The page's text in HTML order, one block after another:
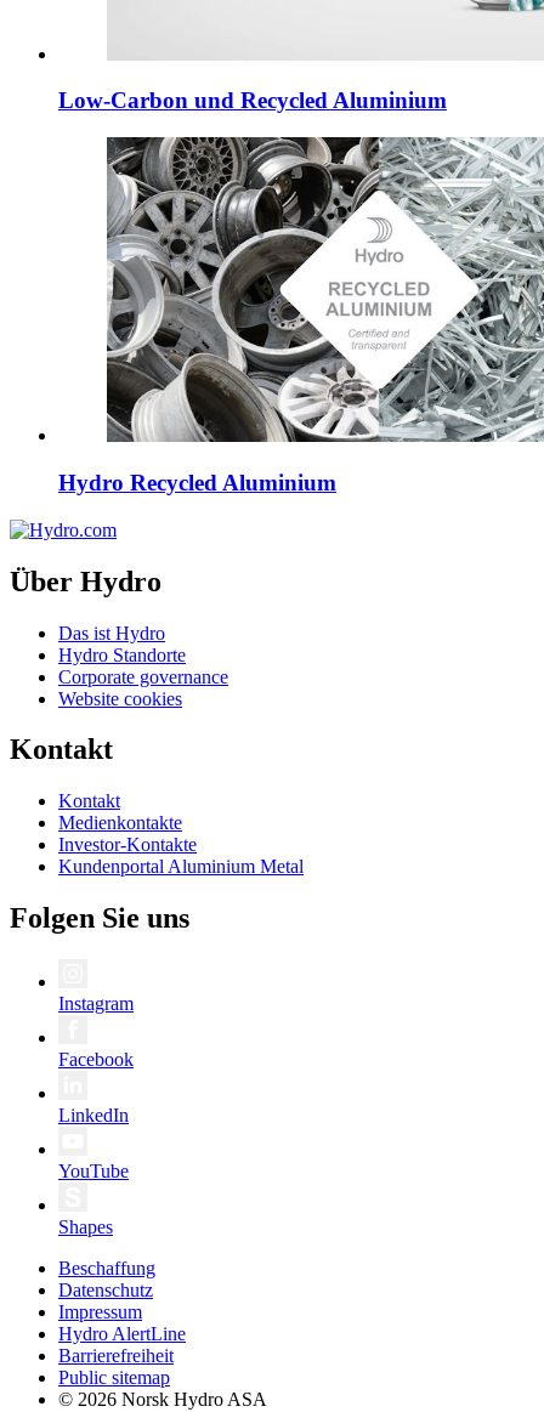
Low-Carbon und Recycled Aluminium
Hydro Recycled Aluminium
Über Hydro
Das ist Hydro
Hydro Standorte
Corporate governance
Website cookies
Kontakt
Kontakt
Medienkontakte
Investor-Kontakte
Kundenportal Aluminium Metal
Folgen Sie uns
Instagram
Facebook
LinkedIn
YouTube
Shapes
Beschaffung
Datenschutz
Impressum
Hydro AlertLine
Barrierefreiheit
Public sitemap
© 2026 Norsk Hydro ASA